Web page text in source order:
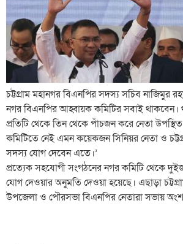
চট্টগ্রাম মহানগর বিএনপির সদস্য সচিব নাজিমুর
নগর বিএনপির আহ্বায়ক কমিটির সবাই থাকবেন।
প্রতিটি থেকে তিন থেকে পাঁচজন করে নেতা
কমিটিতে নেই এমন কয়েকজন সিনিয়র নেতা ও
সদস্য যোগ দেবেন এতে।’
প্রত্যেক সহযোগী সংগঠনের নগর কমিটি থেকে
যোগ দেওয়ার অনুমতি দেওয়া হয়েছে। এছাড়া
উপজেলা ও পৌরসভা বিএনপির নেতারা সভায়